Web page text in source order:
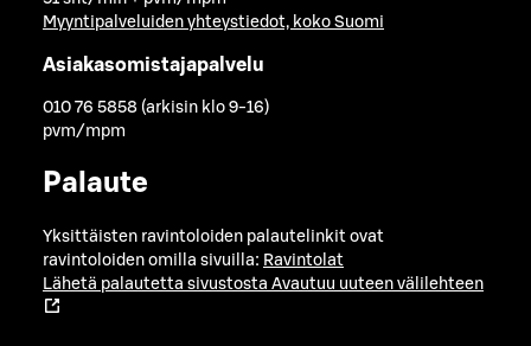
Myyntipalveluiden yhteystiedot, koko Suomi
Asiakasomistajapalvelu
010 76 5858 (arkisin klo 9-16)
pvm/mpm
Palaute
Yksittäisten ravintoloiden palautelinkit ovat
ravintoloiden omilla sivuilla: Ravintolat
Lähetä palautetta sivustosta Avautuu uuteen välilehteen